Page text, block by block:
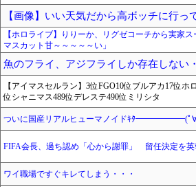
【画像】いい天気だから高ボッチに行っ
【ホロライブ】りりーか、リグゼコーチから実家
マスカット甘～～～～～い」
魚のフライ、アジフライしか存在しない
【アイマスセルラン】3位FGO10位ブルアカ17位
位シャニマス489位デレステ490位ミリシタ
ついに国産リアルヒューマノイドｷﾀ
FIFA会長、過ち認め「心から謝罪」 留任決定を
ワイ職場ですぐキレてしまう・・・